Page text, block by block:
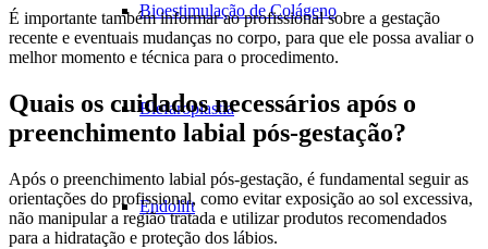
Bioestimulação de Colágeno
Blefaroplastia
Endolift
É importante também informar ao profissional sobre a gestação
recente e eventuais mudanças no corpo, para que ele possa avaliar o
melhor momento e técnica para o procedimento.
Quais os cuidados necessários após o
preenchimento labial pós-gestação?
Após o preenchimento labial pós-gestação, é fundamental seguir as
orientações do profissional, como evitar exposição ao sol excessiva,
não manipular a região tratada e utilizar produtos recomendados
para a hidratação e proteção dos lábios.